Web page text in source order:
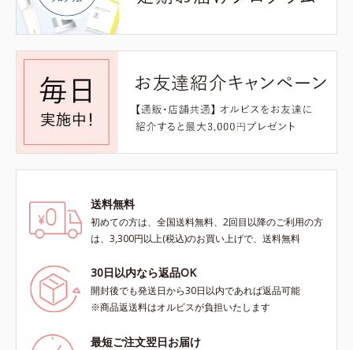
送料無料
初めての方は、全国送料無料、2回目以降のご利用の方
は、3,300円以上(税込)のお買い上げで、送料無料
30日以内なら返品OK
開封後でも発送日から30日以内であれば返品可能
※商品返送料はオルビスが負担いたします
最短ご注文翌日お届け